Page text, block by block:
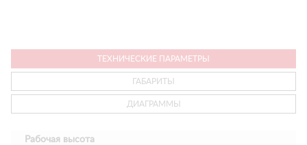
ТЕХНИЧЕСКИЕ ПАРАМЕТРЫ
ГАБАРИТЫ
ДИАГРАММЫ
Рабочая высота